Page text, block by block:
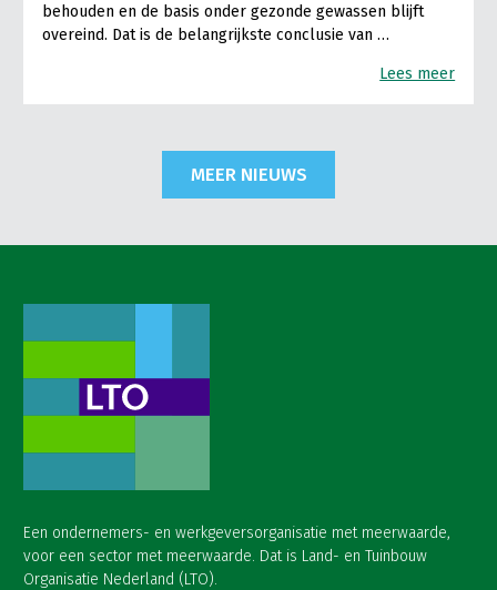
behouden en de basis onder gezonde gewassen blijft
overeind. Dat is de belangrijkste conclusie van …
Lees meer
MEER NIEUWS
Een ondernemers- en werkgeversorganisatie met meerwaarde,
voor een sector met meerwaarde. Dat is Land- en Tuinbouw
Organisatie Nederland (LTO).